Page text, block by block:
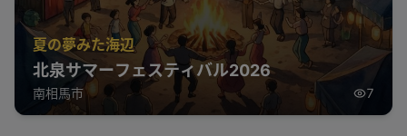
夏の夢みた海辺
北泉サマーフェスティバル2026
南相馬市 7